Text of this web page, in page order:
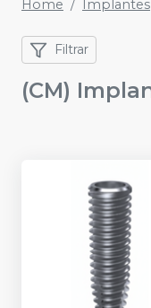
Home Implantes
Filtrar
(CM)